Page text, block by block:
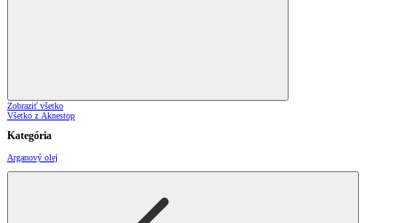
Zobraziť všetko
Všetko z Aknestop
Kategória
Arganový olej